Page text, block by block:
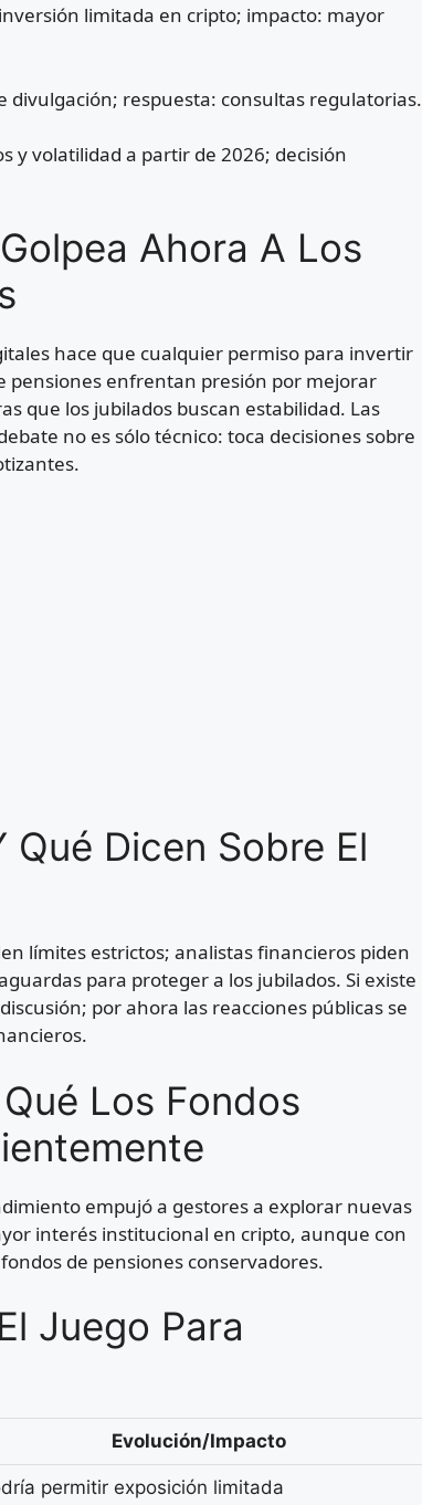
limitada en cripto; impacto: mayor
respuesta: consultas regulatorias.
y volatilidad a partir de 2026; decisión
Ahora A Los
hace que cualquier permiso para invertir
pensiones enfrentan presión por mejorar
que los jubilados buscan estabilidad. Las
no es sólo técnico: toca decisiones sobre
Qué Dicen Sobre El
límites estrictos; analistas financieros piden
para proteger a los jubilados. Si existe
por ahora las reacciones públicas se
Los Fondos
empujó a gestores a explorar nuevas
interés institucional en cripto, aunque con
de pensiones conservadores.
Juego Para
Evolución/Impacto
permitir exposición limitada